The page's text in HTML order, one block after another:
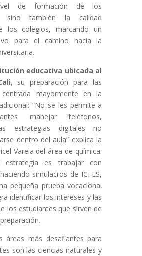
de formación de los
sino también la calidad
los colegios, marcando un
para el camino hacia la
educativa ubicada al
, su preparación para las
mayormente en la
“No se les permite a
manejar teléfonos,
estrategias digitales no
dentro del aula” explica la
Varela del área de química.
estrategia es trabajar con
simulacros de ICFES,
pequeña prueba vocacional
identificar los intereses y las
los estudiantes que sirven de
áreas más desafiantes para
son las ciencias naturales y